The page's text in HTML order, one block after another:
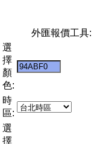
外匯報價工具:
選
擇
顏
色:
時
區:
選
擇